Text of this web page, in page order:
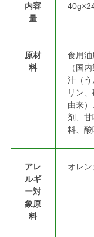
内容
量
原材
料
食用
（国
汁（う
リン
由来
剤、
料、酸
アレ
ルギ
ー対
象原
料
オレ